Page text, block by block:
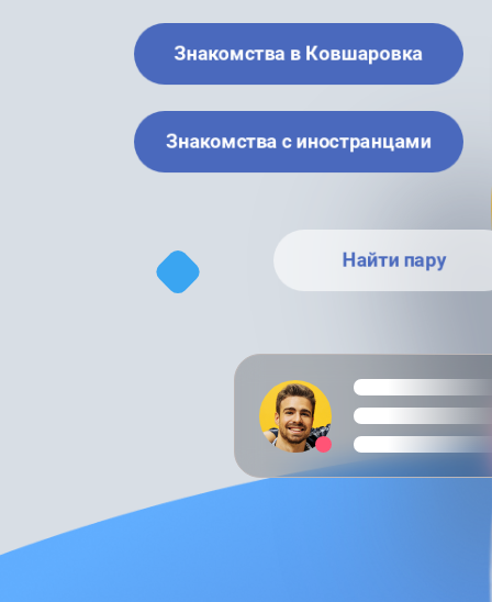
Знакомства в Ковшаровка
Знакомства с иностранцами
Найти пару